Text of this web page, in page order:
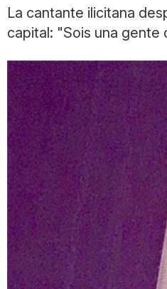
La cantante ilicitana
capital: "Sois una gente